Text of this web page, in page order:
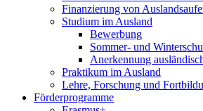
Finanzierung von
Studium im Ausland
Bewerbung
Sommer- und
Anerkennung
Praktikum im Ausland
Lehre, Forschung und
Förderprogramme